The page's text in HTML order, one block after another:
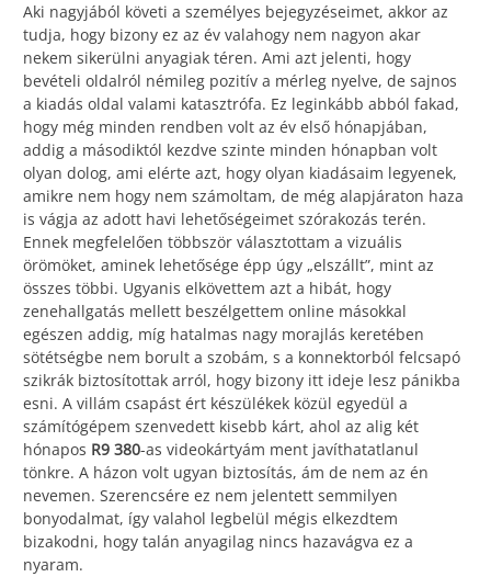
Aki nagyjából követi a személyes bejegyzéseimet, akkor az
tudja, hogy bizony ez az év valahogy nem nagyon akar
nekem sikerülni anyagiak téren. Ami azt jelenti, hogy
bevételi oldalról némileg pozitív a mérleg nyelve, de sajnos
a kiadás oldal valami katasztrófa. Ez leginkább abból fakad,
hogy még minden rendben volt az év első hónapjában,
addig a másodiktól kezdve szinte minden hónapban volt
olyan dolog, ami elérte azt, hogy olyan kiadásaim legyenek,
amikre nem hogy nem számoltam, de még alapjáraton haza
is vágja az adott havi lehetőségeimet szórakozás terén.
Ennek megfelelően többször választottam a vizuális
örömöket, aminek lehetősége épp úgy „elszállt”, mint az
összes többi. Ugyanis elkövettem azt a hibát, hogy
zenehallgatás mellett beszélgettem online másokkal
egészen addig, míg hatalmas nagy morajlás keretében
sötétségbe nem borult a szobám, s a konnektorból felcsapó
szikrák biztosítottak arról, hogy bizony itt ideje lesz pánikba
esni. A villám csapást ért készülékek közül egyedül a
számítógépem szenvedett kisebb kárt, ahol az alig két
hónapos R9 380-as videokártyám ment javíthatatlanul
tönkre. A házon volt ugyan biztosítás, ám de nem az én
nevemen. Szerencsére ez nem jelentett semmilyen
bonyodalmat, így valahol legbelül mégis elkezdtem
bizakodni, hogy talán anyagilag nincs hazavágva ez a
nyaram.